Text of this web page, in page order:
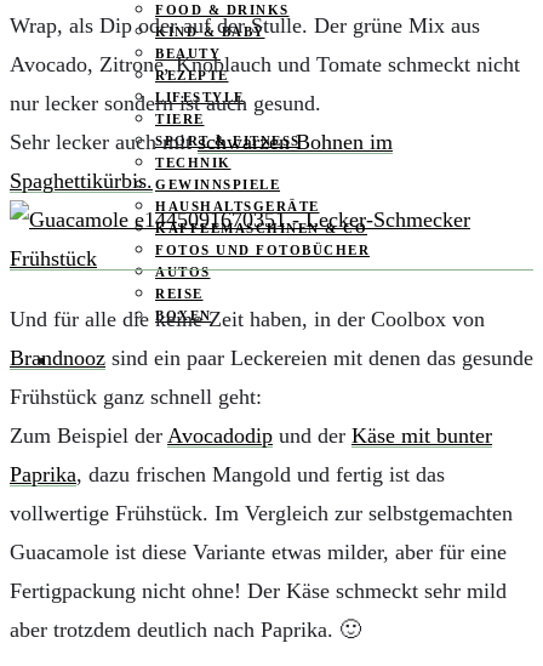
FOOD & DRINKS
KIND & BABY
BEAUTY
REZEPTE
LIFESTYLE
TIERE
SPORT & FITNESS
TECHNIK
GEWINNSPIELE
HAUSHALTSGERÄTE
KAFFEEMASCHINEN & CO
FOTOS UND FOTOBÜCHER
AUTOS
REISE
BOXEN
KIND & KEGEL
Wrap, als Dip oder auf der Stulle. Der grüne Mix aus
Avocado, Zitrone, Knoblauch und Tomate schmeckt nicht
nur lecker sondern ist auch gesund.
Sehr lecker auch mitschwarzen Bohnen im
Spaghettikürbis.
Und für alle die keine Zeit haben, in der Coolbox von
Brandnooz sind ein paar Leckereien mit denen das gesunde
Frühstück ganz schnell geht:
Zum Beispiel der Avocadodip und der Käse mit bunter
Paprika, dazu frischen Mangold und fertig ist das
vollwertige Frühstück. Im Vergleich zur selbstgemachten
Guacamole ist diese Variante etwas milder, aber für eine
Fertigpackung nicht ohne! Der Käse schmeckt sehr mild
aber trotzdem deutlich nach Paprika. 🙂